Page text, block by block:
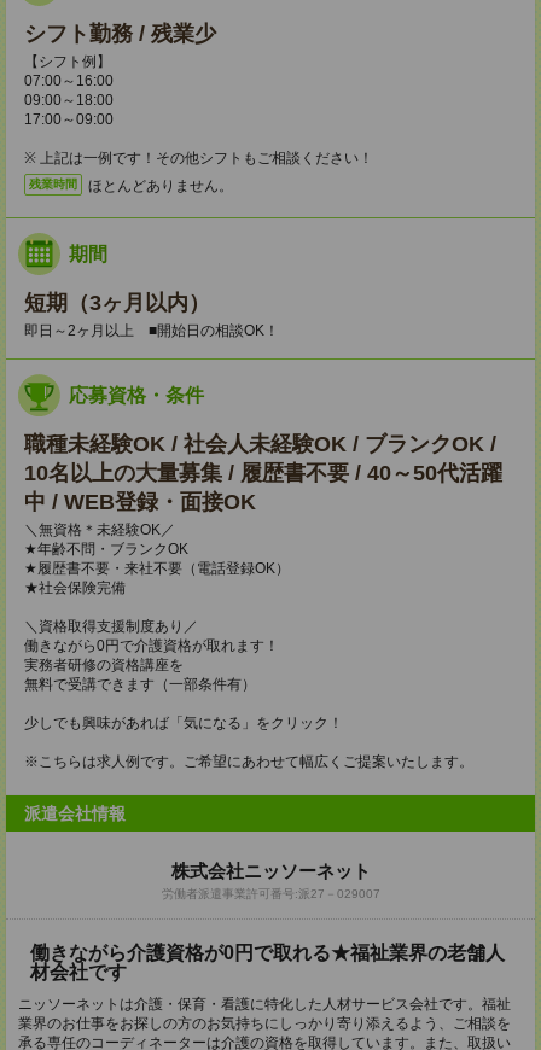
シフト勤務 / 残業少
【シフト例】
07:00～16:00
09:00～18:00
17:00～09:00
※ 上記は一例です！その他シフトもご相談ください！
残業時間 ほとんどありません。
期間
短期（3ヶ月以内）
即日～2ヶ月以上 ■開始日の相談OK！
応募資格・条件
職種未経験OK / 社会人未経験OK / ブランクOK /
10名以上の大量募集 / 履歴書不要 / 40～50代活躍
中 / WEB登録・面接OK
＼無資格＊未経験OK／
★年齢不問・ブランクOK
★履歴書不要・来社不要（電話登録OK）
★社会保険完備
＼資格取得支援制度あり／
働きながら0円で介護資格が取れます！
実務者研修の資格講座を
無料で受講できます（一部条件有）
少しでも興味があれば「気になる」をクリック！
※こちらは求人例です。ご希望にあわせて幅広くご提案いたします。
派遣会社情報
株式会社ニッソーネット
労働者派遣事業許可番号:派27－029007
働きながら介護資格が0円で取れる★福祉業界の老舗人
材会社です
ニッソーネットは介護・保育・看護に特化した人材サービス会社です。福祉
業界のお仕事をお探しの方のお気持ちにしっかり寄り添えるよう、ご相談を
承る専任のコーディネーターは介護の資格を取得しています。また、取扱い